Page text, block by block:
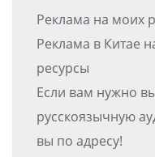
Реклама на моих
Реклама в Китае
ресурсы
Если вам нужно
русскоязычную
вы по адресу!